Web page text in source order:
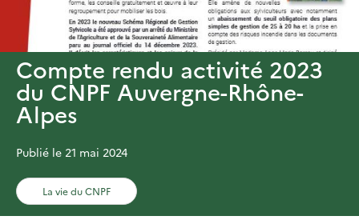
Compte rendu activité 2023
du CNPF Auvergne-Rhône-
Alpes
Publié le 21 mai 2024
La vie du CNPF